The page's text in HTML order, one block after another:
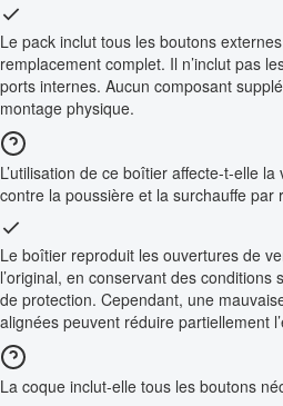
Le pack inclut tous les boutons
remplacement complet. Il n’inclut pas
ports internes. Aucun composant
montage physique.
L’utilisation de ce boîtier affecte-t-elle
contre la poussière et la surchauffe par
Le boîtier reproduit les ouvertures de
l’original, en conservant des conditions
de protection. Cependant, une
alignées peuvent réduire partiellement
La coque inclut-elle tous les boutons